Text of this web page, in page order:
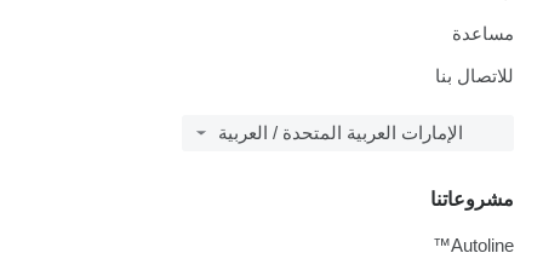
مساعدة
للاتصال بنا
الإمارات العربية المتحدة / العربية
مشروعاتنا
Autoline™